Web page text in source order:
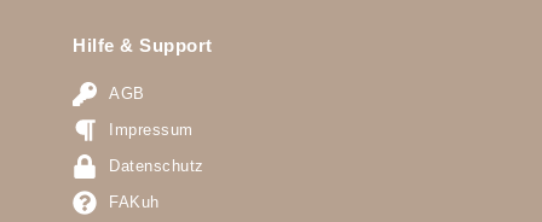
Hilfe & Support
AGB
Impressum
Datenschutz
FAKuh